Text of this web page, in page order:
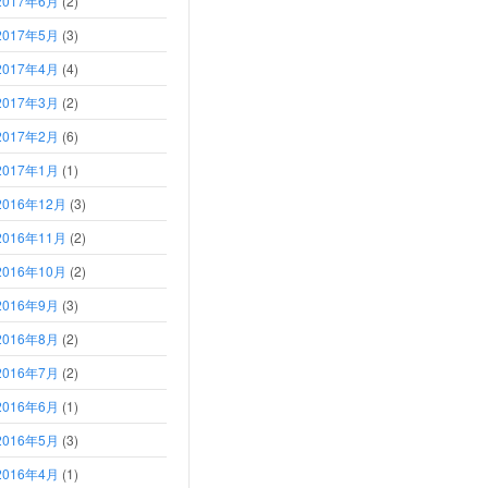
年5月 (3)
年4月 (4)
年3月 (2)
年2月 (6)
年1月 (1)
年12月 (3)
年11月 (2)
年10月 (2)
年9月 (3)
年8月 (2)
年7月 (2)
年6月 (1)
年5月 (3)
年4月 (1)